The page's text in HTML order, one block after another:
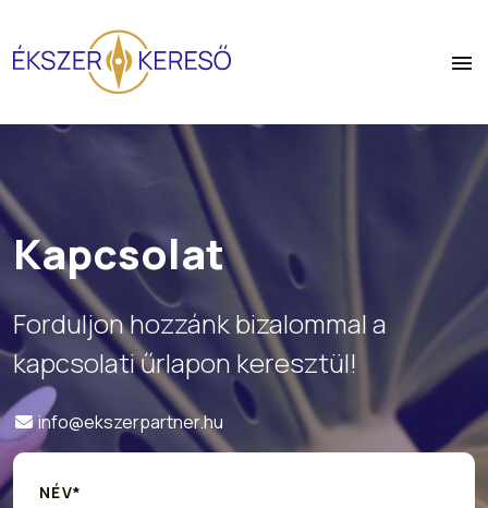
Kapcsolat
Forduljon hozzánk bizalommal a
kapcsolati űrlapon keresztül!
info@ekszerpartner.hu
NÉV*